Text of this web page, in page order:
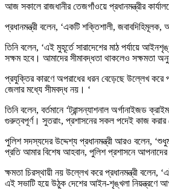
আজ সকালে রাজধানীর তেজগাঁওয়ে প্রধানমন্ত্রীর
প্রধানমন্ত্রী বলেন, ‘একটি শক্তিশালী,
তিনি বলেন, ‘এই মুহূর্তে সারাদেশের মাঠ পর্যায়ে
সক্ষম হবে। আমাদের সীমাবদ্ধতা থাকলেও সক্ষমতা
প্রযুক্তির কারণে অপরাধের ধরন বেড়েছে উল্লেখ করে
জেলার মধ্যে সীমবদ্ধ নয়। ‘
তিনি বলেন, বর্তমানে ‘ট্রান্সন্যাশনাল অর্গানাইজড
গুরুত্বপূর্ণ। সুতরাং, প্রশাসনের সকল পদেই কাজ করার
পুলিশ সদস্যদের উদ্দেশ্য প্রধানমন্ত্রী আরও বলেন,
প্রতি আমার বিশেষ আহবান, পুলিশ প্রশাসনে
ক্ষমতা চিরস্থায়ী নয় উল্লেখ করে প্রধানমন্ত্রী
এই সভাটি হয়ে উঠুক দেশের আইন-শৃঙ্খলা নিয়ন্ত্রণে